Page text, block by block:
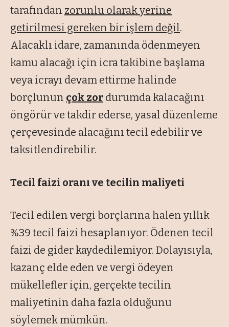
tarafından zorunlu olarak yerine
getirilmesi gereken bir işlem değil.
Alacaklı idare, zamanında ödenmeyen
kamu alacağı için icra takibine başlama
veya icrayı devam ettirme halinde
borçlunun çok zor durumda kalacağını
öngörür ve takdir ederse, yasal düzenleme
çerçevesinde alacağını tecil edebilir ve
taksitlendirebilir.
Tecil faizi oranı ve tecilin maliyeti
Tecil edilen vergi borçlarına halen yıllık
%39 tecil faizi hesaplanıyor. Ödenen tecil
faizi de gider kaydedilemiyor. Dolayısıyla,
kazanç elde eden ve vergi ödeyen
mükellefler için, gerçekte tecilin
maliyetinin daha fazla olduğunu
söylemek mümkün.